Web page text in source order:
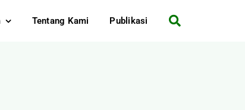
Tentang Kami Publikasi